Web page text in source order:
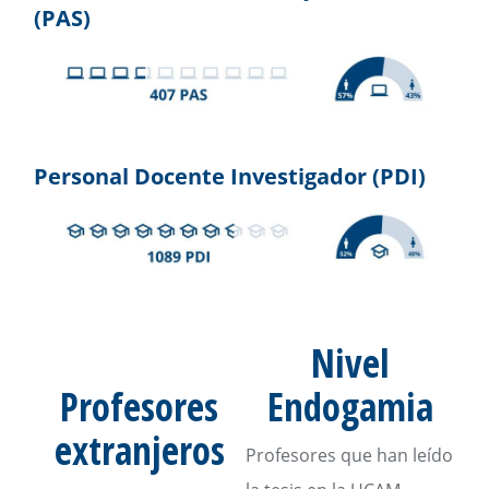
(PAS)
Personal Docente Investigador (PDI)
Profesores
extranjeros
Nivel
Endogamia
Profesores que han leído